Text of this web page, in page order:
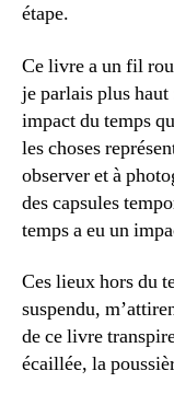
étape.
Ce livre a un fil
je parlais plus haut
impact du temps
les choses
observer et à
des capsules
temps a eu un
Ces lieux hors du
suspendu,
de ce livre
écaillée, la